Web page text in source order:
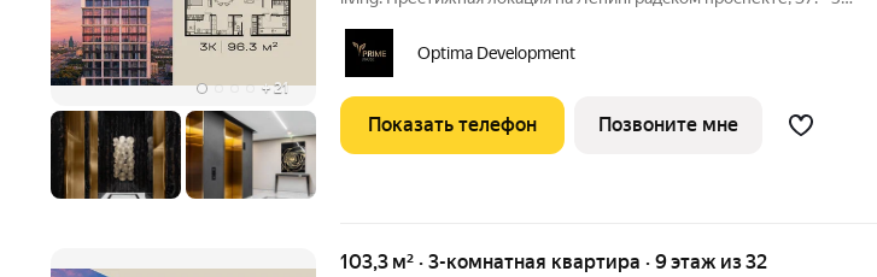
+21
20 мин. до аэропорта «Шереметьево» или «Москва-Сити», - 4
Optima Development
Показать телефон Позвоните мне
103,3 м² · 3-комнатная квартира · 9 этаж из 32